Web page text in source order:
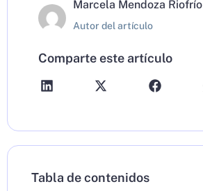
Marcela Mendoza Riofrío
Autor del artículo
Comparte este artículo
Tabla de contenidos